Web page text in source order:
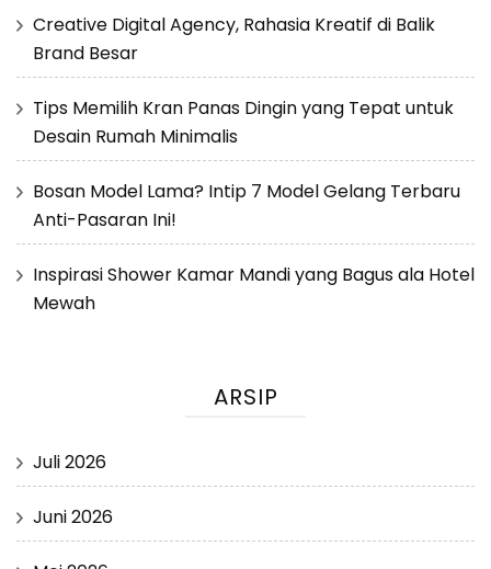
Creative Digital Agency, Rahasia Kreatif di Balik
Brand Besar
Tips Memilih Kran Panas Dingin yang Tepat untuk
Desain Rumah Minimalis
Bosan Model Lama? Intip 7 Model Gelang Terbaru
Anti-Pasaran Ini!
Inspirasi Shower Kamar Mandi yang Bagus ala Hotel
Mewah
ARSIP
Juli 2026
Juni 2026